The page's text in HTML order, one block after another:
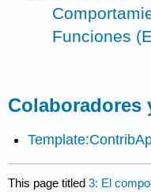
Funciones
Colaboradores
This page titled3: El